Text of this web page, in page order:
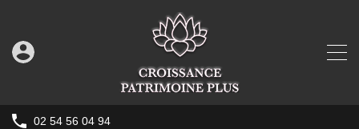
02 54 56 04 94